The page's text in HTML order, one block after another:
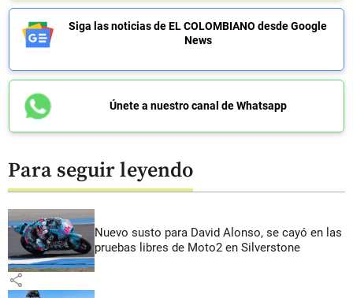
Siga las noticias de EL COLOMBIANO desde Google
News
Únete a nuestro canal de Whatsapp
Para seguir leyendo
Nuevo susto para David Alonso, se cayó en las
pruebas libres de Moto2 en Silverstone
share